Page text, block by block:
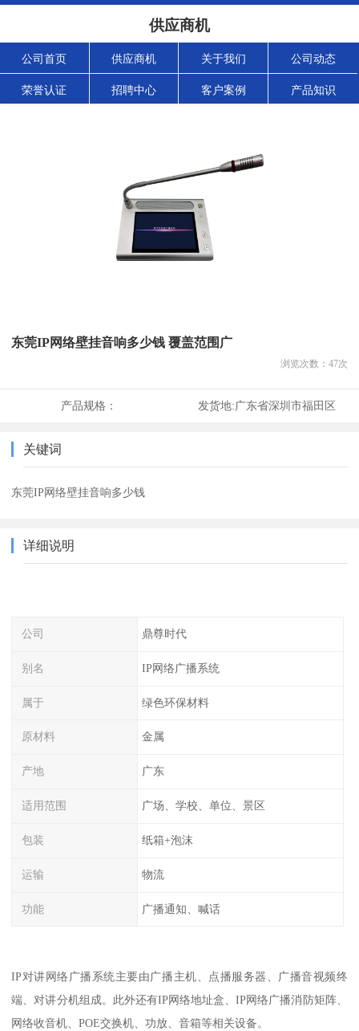
供应商机
公司首页 供应商机 关于我们 公司动态
荣誉认证 招聘中心 客户案例 产品知识
东莞IP网络壁挂音响多少钱 覆盖范围广
浏览次数： 47次
产品规格： 发货地:广东省深圳市福田区
关键词
东莞IP网络壁挂音响多少钱
详细说明
公司 鼎尊时代
别名 IP网络广播系统
属于 绿色环保材料
原材料 金属
产地 广东
适用范围 广场、学校、单位、景区
包装 纸箱+泡沫
运输 物流
功能 广播通知、喊话
IP对讲网络广播系统主要由广播主机、点播服务器、广播音视频终
端、对讲分机组成。此外还有IP网络地址盒、IP网络广播消防矩阵、
网络收音机、POE交换机、功放、音箱等相关设备。